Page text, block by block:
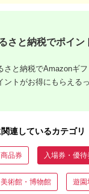
さと納税でポイン
さと納税でAmazonギ
ントがお得にもらえる
連しているカテゴリ
商品券 入場券・優
美術館・博物館 遊園